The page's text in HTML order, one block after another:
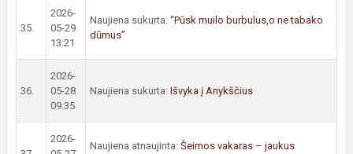
35.
2026-
05-29
13:21
Naujiena sukurta: “Pūsk muilo burbulus,o ne tabako
dūmus”
36.
2026-
05-28
09:35
Naujiena sukurta: Išvyka į Anykščius
2026-
Naujiena atnaujinta: Šeimos vakaras – jaukus